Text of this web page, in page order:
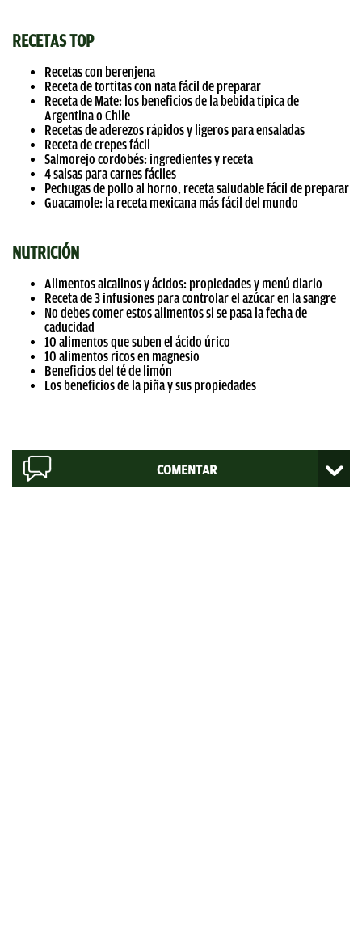
RECETAS TOP
Recetas con berenjena
Receta de tortitas con nata fácil de preparar
Receta de Mate: los beneficios de la bebida típica de
Argentina o Chile
Recetas de aderezos rápidos y ligeros para ensaladas
Receta de crepes fácil
Salmorejo cordobés: ingredientes y receta
4 salsas para carnes fáciles
Pechugas de pollo al horno, receta saludable fácil de preparar
Guacamole: la receta mexicana más fácil del mundo
NUTRICIÓN
Alimentos alcalinos y ácidos: propiedades y menú diario
Receta de 3 infusiones para controlar el azúcar en la sangre
No debes comer estos alimentos si se pasa la fecha de
caducidad
10 alimentos que suben el ácido úrico
10 alimentos ricos en magnesio
Beneficios del té de limón
Los beneficios de la piña y sus propiedades
COMENTAR